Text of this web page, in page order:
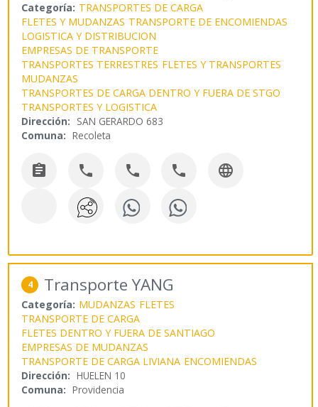
Categoría: TRANSPORTES DE CARGA
FLETES Y MUDANZAS TRANSPORTE DE ENCOMIENDAS
LOGISTICA Y DISTRIBUCION
EMPRESAS DE TRANSPORTE
TRANSPORTES TERRESTRES FLETES Y TRANSPORTES
MUDANZAS
TRANSPORTES DE CARGA DENTRO Y FUERA DE STGO
TRANSPORTES Y LOGISTICA
Dirección: SAN GERARDO 683
Comuna: Recoleta
    
4 Transporte YANG
Categoría: MUDANZAS FLETES
TRANSPORTE DE CARGA
FLETES DENTRO Y FUERA DE SANTIAGO
EMPRESAS DE MUDANZAS
TRANSPORTE DE CARGA LIVIANA ENCOMIENDAS
Dirección: HUELEN 10
Comuna: Providencia